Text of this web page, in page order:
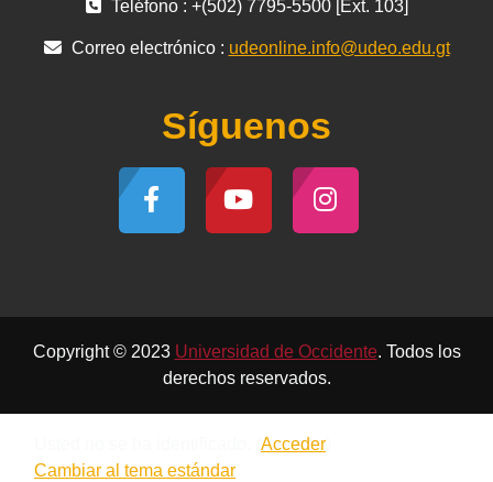
Teléfono : +(502) 7795-5500 [Ext. 103]
Correo electrónico : udeonline.info@udeo.edu.gt
Síguenos
Copyright © 2023 Universidad de Occidente. Todos los
derechos reservados.
Acceder
Cambiar al tema estándar